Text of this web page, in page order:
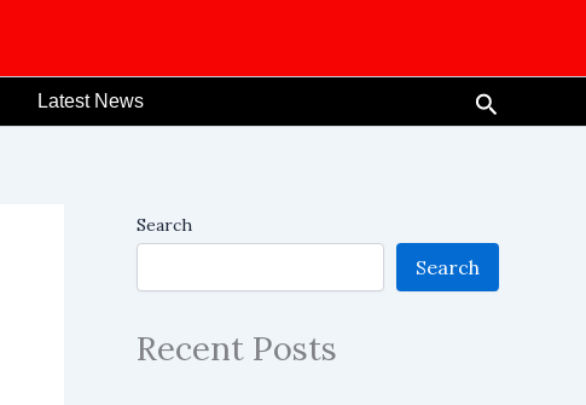
Latest News Search
Search
Search
Recent Posts